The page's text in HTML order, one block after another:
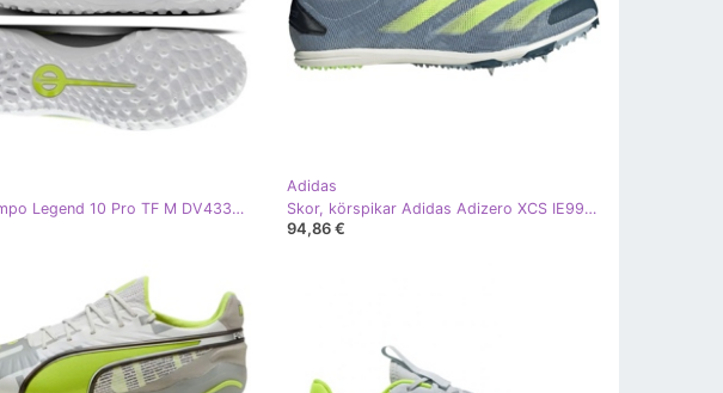
Nike Tiempo Legend 10 Pro TF M DV4336-001 skor grå
Adidas
Skor, körspikar Adidas Adizero XCS IE9962 grå
94,86 €